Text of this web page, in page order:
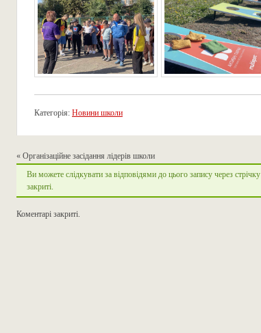
Категорія: Новини школи
« Організаційне засідання лідерів школи
Ви можете слідкувати за відповідями до цього запису через стрічку
закриті.
Коментарі закриті.